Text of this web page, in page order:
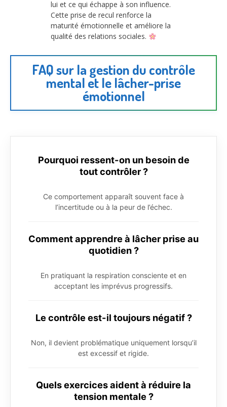
lui et ce qui échappe à son influence.
Cette prise de recul renforce la
maturité émotionnelle et améliore la
qualité des relations sociales.
FAQ sur la gestion du contrôle
mental et le lâcher-prise
émotionnel
Pourquoi ressent-on un besoin de
tout contrôler ?
Ce comportement apparaît souvent face à
l’incertitude ou à la peur de l’échec.
Comment apprendre à lâcher prise au
quotidien ?
En pratiquant la respiration consciente et en
acceptant les imprévus progressifs.
Le contrôle est-il toujours négatif ?
Non, il devient problématique uniquement lorsqu’il
est excessif et rigide.
Quels exercices aident à réduire la
tension mentale ?